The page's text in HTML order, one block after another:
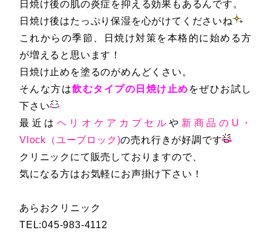
日焼け後の肌の炎症を抑える効果もあるんです。
日焼け後はたっぷり保湿を心がけてくださいね
これからの季節、日焼け対策を本格的に始める方
が増えると思います！
日焼け止めを塗るのがめんどくさい。
そんな方は飲むタイプの日焼け止め をぜひお試し
下さい
最近は ヘリオケアカプセルや 新商品のU・
Vlock（ユーブロック)の売れ行きが好調です
クリニックにて販売しておりますので、
気になる方はお気軽にお声掛け下さい！
あらおクリニック
TEL:045-983-4112